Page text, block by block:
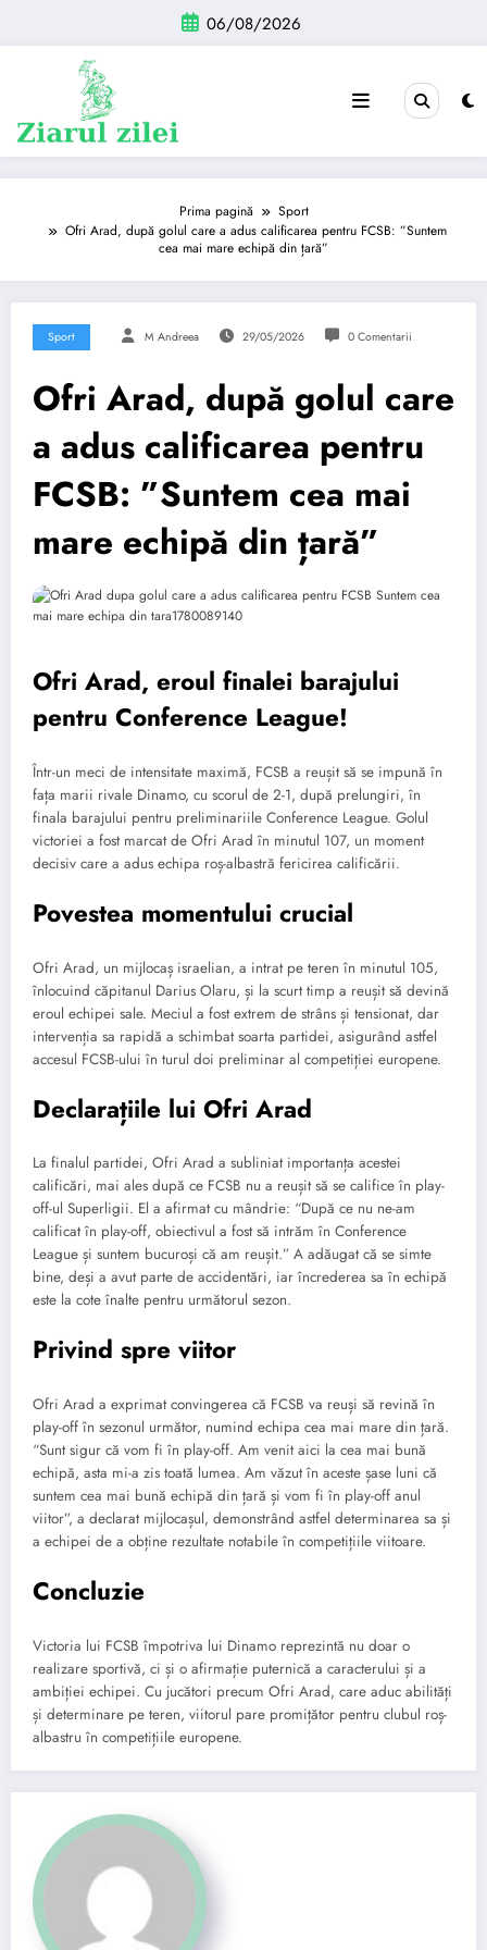
conținut
06/08/2026
Prima pagină
Sport
Ofri Arad, după golul care a adus calificarea pentru FCSB: ”Suntem
cea mai mare echipă din țară”
Sport M Andreea 29/05/2026 0 Comentarii
Ofri Arad, după golul care
a adus calificarea pentru
FCSB: ”Suntem cea mai
mare echipă din țară”
Ofri Arad, eroul finalei barajului
pentru Conference League!
Într-un meci de intensitate maximă, FCSB a reușit să se impună în
fața marii rivale Dinamo, cu scorul de 2-1, după prelungiri, în
finala barajului pentru preliminariile Conference League. Golul
victoriei a fost marcat de Ofri Arad în minutul 107, un moment
decisiv care a adus echipa roș-albastră fericirea calificării.
Povestea momentului crucial
Ofri Arad, un mijlocaș israelian, a intrat pe teren în minutul 105,
înlocuind căpitanul Darius Olaru, și la scurt timp a reușit să devină
eroul echipei sale. Meciul a fost extrem de strâns și tensionat, dar
intervenția sa rapidă a schimbat soarta partidei, asigurând astfel
accesul FCSB-ului în turul doi preliminar al competiției europene.
Declarațiile lui Ofri Arad
La finalul partidei, Ofri Arad a subliniat importanța acestei
calificări, mai ales după ce FCSB nu a reușit să se califice în play-
off-ul Superligii. El a afirmat cu mândrie: “După ce nu ne-am
calificat în play-off, obiectivul a fost să intrăm în Conference
League și suntem bucuroși că am reușit.” A adăugat că se simte
bine, deși a avut parte de accidentări, iar încrederea sa în echipă
este la cote înalte pentru următorul sezon.
Privind spre viitor
Ofri Arad a exprimat convingerea că FCSB va reuși să revină în
play-off în sezonul următor, numind echipa cea mai mare din țară.
“Sunt sigur că vom fi în play-off. Am venit aici la cea mai bună
echipă, asta mi-a zis toată lumea. Am văzut în aceste șase luni că
suntem cea mai bună echipă din țară și vom fi în play-off anul
viitor”, a declarat mijlocașul, demonstrând astfel determinarea sa și
a echipei de a obține rezultate notabile în competițiile viitoare.
Concluzie
Victoria lui FCSB împotriva lui Dinamo reprezintă nu doar o
realizare sportivă, ci și o afirmație puternică a caracterului și a
ambiției echipei. Cu jucători precum Ofri Arad, care aduc abilități
și determinare pe teren, viitorul pare promițător pentru clubul roș-
albastru în competițiile europene.